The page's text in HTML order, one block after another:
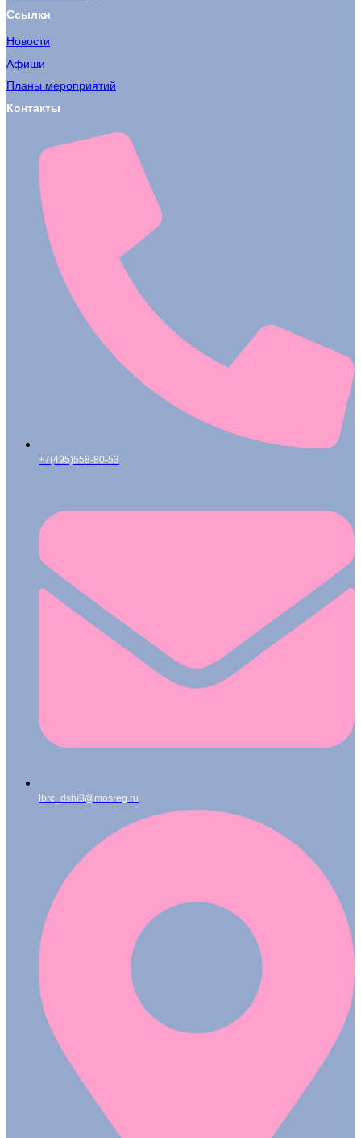
Ссылки
Новости
Афиши
Планы мероприятий
Контакты
+7(495)558-80-53
lbrc_dshi3@mosreg.ru